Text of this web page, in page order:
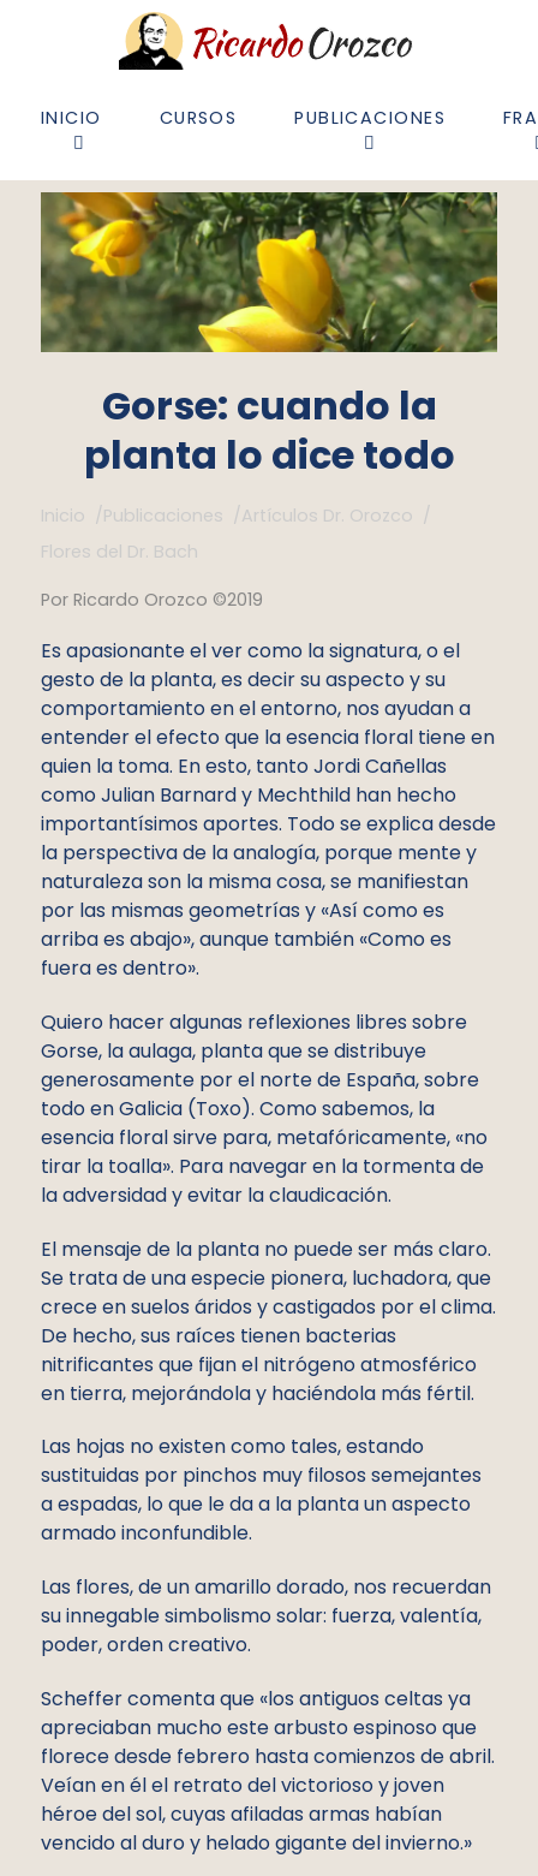
INICIO CURSOS PUBLICACIONES
Gorse: cuando la
planta lo dice todo
Inicio /Publicaciones /Artículos Dr. Orozco /
Flores del Dr. Bach
Por Ricardo Orozco ©2019
Es apasionante el ver como la signatura, o el
gesto de la planta, es decir su aspecto y su
comportamiento en el entorno, nos ayudan a
entender el efecto que la esencia floral tiene en
quien la toma. En esto, tanto Jordi Cañellas
como Julian Barnard y Mechthild han hecho
importantísimos aportes. Todo se explica desde
la perspectiva de la analogía, porque mente y
naturaleza son la misma cosa, se manifiestan
por las mismas geometrías y «Así como es
arriba es abajo», aunque también «Como es
fuera es dentro».
Quiero hacer algunas reflexiones libres sobre
Gorse, la aulaga, planta que se distribuye
generosamente por el norte de España, sobre
todo en Galicia (Toxo). Como sabemos, la
esencia floral sirve para, metafóricamente, «no
tirar la toalla». Para navegar en la tormenta de
la adversidad y evitar la claudicación.
El mensaje de la planta no puede ser más claro.
Se trata de una especie pionera, luchadora, que
crece en suelos áridos y castigados por el clima.
De hecho, sus raíces tienen bacterias
nitrificantes que fijan el nitrógeno atmosférico
en tierra, mejorándola y haciéndola más fértil.
Las hojas no existen como tales, estando
sustituidas por pinchos muy filosos semejantes
a espadas, lo que le da a la planta un aspecto
armado inconfundible.
Las flores, de un amarillo dorado, nos recuerdan
su innegable simbolismo solar: fuerza, valentía,
poder, orden creativo.
Scheffer comenta que «los antiguos celtas ya
apreciaban mucho este arbusto espinoso que
florece desde febrero hasta comienzos de abril.
Veían en él el retrato del victorioso y joven
héroe del sol, cuyas afiladas armas habían
vencido al duro y helado gigante del invierno.»